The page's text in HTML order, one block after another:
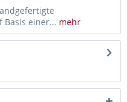
Basis einer... mehr